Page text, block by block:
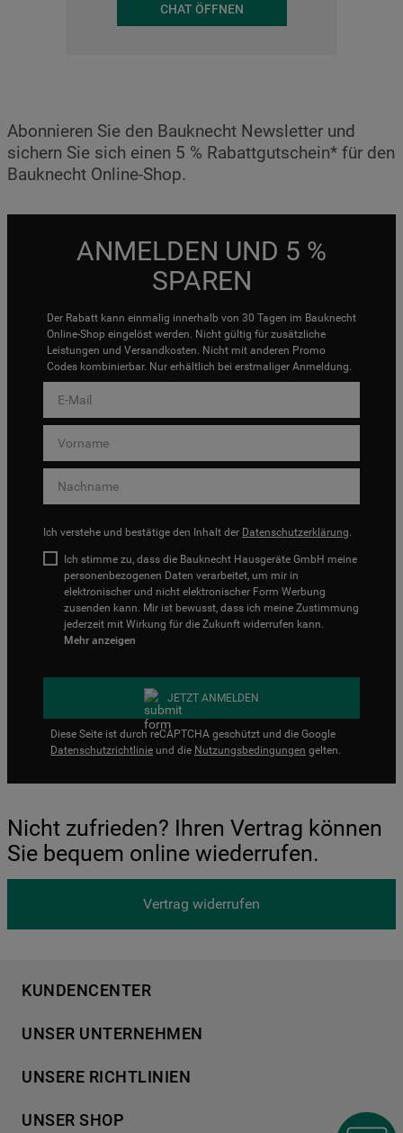
CHAT ÖFFNEN
Abonnieren Sie den Bauknecht Newsletter und
sichern Sie sich einen 5 % Rabattgutschein* für den
Bauknecht Online-Shop.
ANMELDEN UND 5 %
SPAREN
Der Rabatt kann einmalig innerhalb von 30 Tagen im Bauknecht
Online-Shop eingelöst werden. Nicht gültig für zusätzliche
Leistungen und Versandkosten. Nicht mit anderen Promo
Codes kombinierbar. Nur erhältlich bei erstmaliger Anmeldung.
Ich verstehe und bestätige den Inhalt der Datenschutzerklärung.
Ich stimme zu, dass die Bauknecht Hausgeräte GmbH meine
personenbezogenen Daten verarbeitet, um mir in
elektronischer und nicht elektronischer Form Werbung
zusenden kann. Mir ist bewusst, dass ich meine Zustimmung
jederzeit mit Wirkung für die Zukunft widerrufen kann.
Mehr anzeigen
JETZT ANMELDEN
Diese Seite ist durch reCAPTCHA geschützt und die Google
Datenschutzrichtlinie und die Nutzungsbedingungen gelten.
Nicht zufrieden? Ihren Vertrag können
Sie bequem online wiederrufen.
Vertrag widerrufen
KUNDENCENTER
Händlersuche
Häufige Fragen
Kontakt
UNSER UNTERNEHMEN
Für Händler
Karriere
UNSERE RICHTLINIEN
Cookies
UNSER SHOP